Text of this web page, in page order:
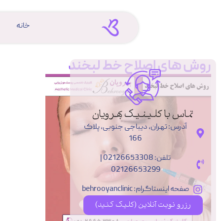
خانه
روش های اصلاح خط لبخند
تماس با کلینیک بهرویان
آدرس: تهران، دیباجی جنوبی، پلاک
166
تلفن: 02126653308 |
02126653299
صفحه اینستاگرام: behrooyanclinic
رزرو نوبت آنلاین (کلیک کنید)